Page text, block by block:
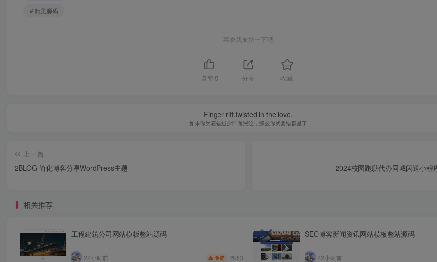
# 精美源码
喜欢就支持一下吧
点赞 5 分享 收藏
Finger rift,twisted in the love.
如果你为着错过夕阳而哭泣，那么你就要错群星了
上一篇
2BLOG 简化博客分享WordPress主题
2024校园跑腿代办同城闪送小程
相关推荐
工程建筑公司网站模板整站源码
22小时前 免费 53
SEO博客新闻资讯网站模板整站源码
22小时前